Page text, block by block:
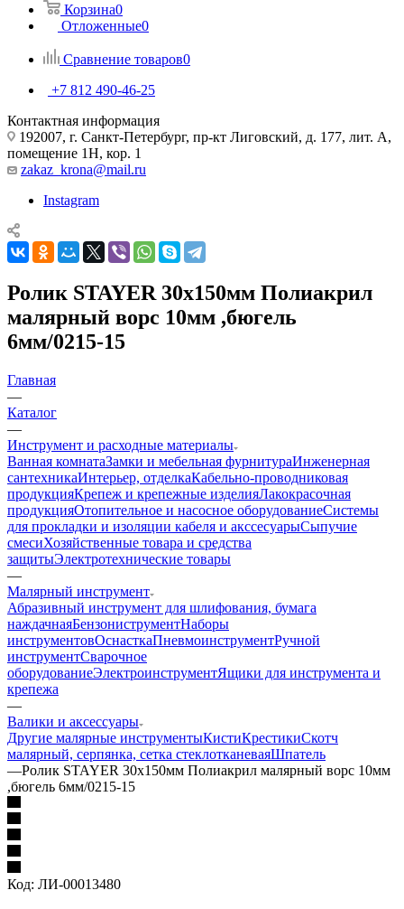
Корзина0
Отложенные0
Сравнение товаров0
+7 812 490-46-25
Контактная информация
192007, г. Санкт-Петербург, пр-кт Лиговский, д. 177, лит. А,
помещение 1Н, кор. 1
zakaz_krona@mail.ru
Instagram
Ролик STAYER 30х150мм Полиакрил
малярный ворс 10мм ,бюгель
6мм/0215-15
Главная
—
Каталог
—
Инструмент и расходные материалы
Ванная комнатаЗамки и мебельная фурнитураИнженерная
сантехникаИнтерьер, отделкаКабельно-проводниковая
продукцияКрепеж и крепежные изделияЛакокрасочная
продукцияОтопительное и насосное оборудованиеСистемы
для прокладки и изоляции кабеля и акссесуарыСыпучие
смесиХозяйственные товара и средства
защитыЭлектротехнические товары
—
Малярный инструмент
Абразивный инструмент для шлифования, бумага
наждачнаяБензониструментНаборы
инструментовОснасткаПневмоинструментРучной
инструментСварочное
оборудованиеЭлектроинструментЯщики для инструмента и
крепежа
—
Валики и аксессуары
Другие малярные инструментыКистиКрестикиСкотч
малярный, серпянка, сетка стеклотканеваяШпатель
—Ролик STAYER 30х150мм Полиакрил малярный ворс 10мм
,бюгель 6мм/0215-15
Код: ЛИ-00013480